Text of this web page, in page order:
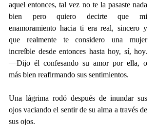
aquel entonces, tal vez no te la pasaste nada
bien pero quiero decirte que mi
enamoramiento hacia ti era real, sincero y
que realmente te considero una mujer
increíble desde entonces hasta hoy, sí, hoy.
—Dijo él confesando su amor por ella, o
más bien reafirmando sus sentimientos.
Una lágrima rodó después de inundar sus
ojos vaciando el sentir de su alma a través de
sus ojos.